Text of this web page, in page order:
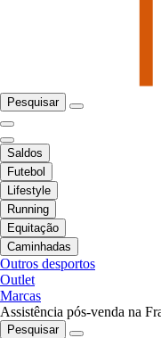
Pesquisar
Saldos
Futebol
Lifestyle
Running
Equitação
Caminhadas
Outros desportos
Outlet
Marcas
Assistência pós-venda na
Pesquisar